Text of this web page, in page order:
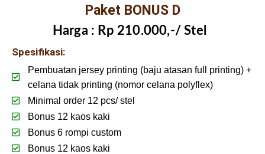
Paket BONUS D
Harga : Rp 210.000,-/ Stel
Spesifikasi:
Pembuatan jersey printing (baju atasan full printing) +
celana tidak printing (nomor celana polyflex)
Minimal order 12 pcs/ stel
Bonus 12 kaos kaki
Bonus 6 rompi custom
Bonus 12 kaos kaki